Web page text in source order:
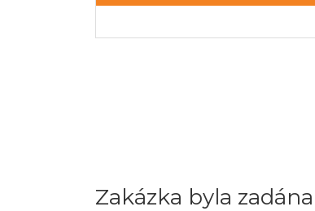
Zakázka byla zadána